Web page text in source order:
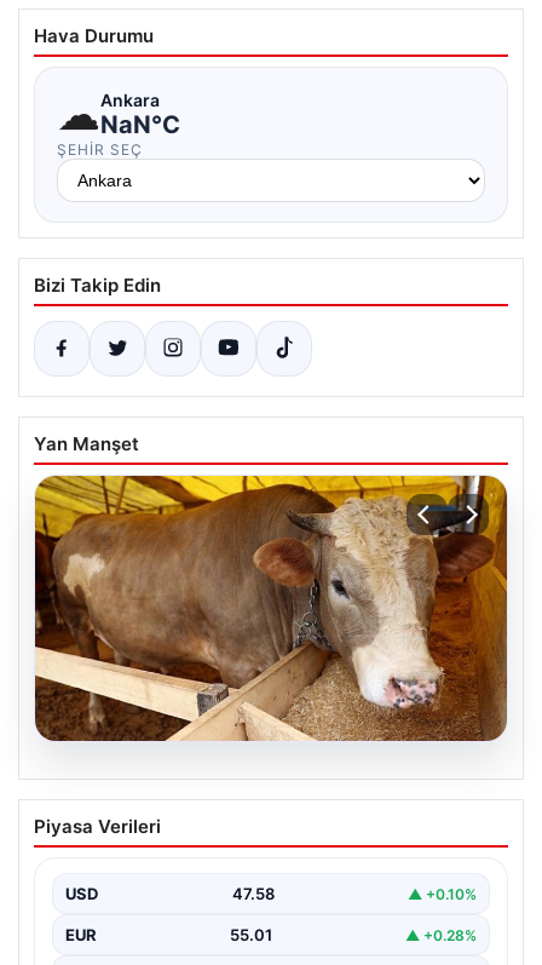
Hava Durumu
☁Ankara
NaN°C
ŞEHIR SEÇ
Bizi Takip Edin
Yan Manşet
05.08.2026
2026 Yılında Kurbanlık Fiyatları: İl İl
Güncel Fiyatlar ve Piyasa Analizi
merak ettiği konulardan biri olan kurbanlık fiyatları,…
Piyasa Verileri
USD 47.58 ▲ +0.10%
EUR 55.01 ▲ +0.28%